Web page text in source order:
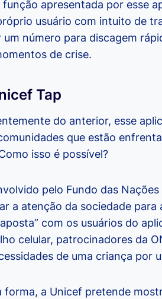
função apresentada por esse
usuário com intuito de
um número para discagem
de crise.
Tap
do anterior, esse
que estão
isso é possível?
pelo Fundo das
a atenção da sociedade
com os usuários do
celular, patrocinadores da
de uma criança por
forma, a Unicef pretende